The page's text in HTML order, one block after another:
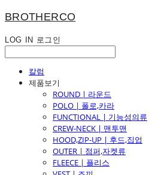
BROTHERCO
LOG IN 로그인
칼럼
제품보기
ROUND | 라운드
POLO | 폴로,카라
FUNCTIONAL | 기능성의류
CREW-NECK | 맨투맨
HOOD,ZIP-UP | 후드,집업
OUTER | 점퍼,자켓류
FLEECE | 플리스